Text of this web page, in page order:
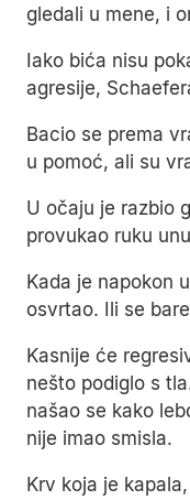
gledali u mene, i
Iako bića nisu
agresije,
Bacio se prema
u pomoć, ali su
U očaju je razbio
provukao ruku
Kada je napokon
osvrtao. Ili se
Kasnije će
nešto podiglo s
našao se kako
nije imao smisla.
Krv koja je